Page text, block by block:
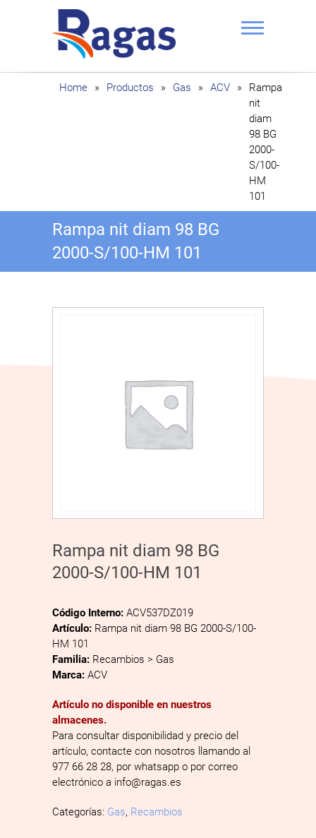
Ragas
Home » Productos » Gas » ACV »
Rampa
nit
diam
98 BG
2000-
S/100-
HM
101
Rampa nit diam 98 BG
2000-S/100-HM 101
Rampa nit diam 98 BG
2000-S/100-HM 101
Código Interno: ACV537DZ019
Artículo: Rampa nit diam 98 BG 2000-S/100-
HM 101
Familia: Recambios > Gas
Marca: ACV
Artículo no disponible en nuestros
almacenes.
Para consultar disponibilidad y precio del
artículo, contacte con nosotros llamando al
977 66 28 28, por whatsapp o por correo
electrónico a info@ragas.es
Categorías: Gas, Recambios